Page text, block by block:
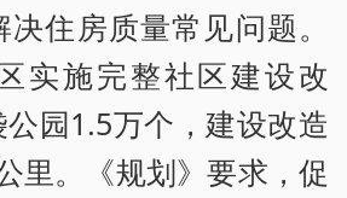
住房质量常见问题。
实施完整社区建设改
园1.5万个，建设改造
里。《规划》要求，促